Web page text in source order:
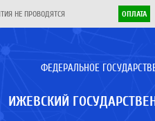
НЕ ПРОВОДЯТСЯ ОПЛАТА
ФЕДЕРАЛЬНОЕ
ИЖЕВСКИЙ